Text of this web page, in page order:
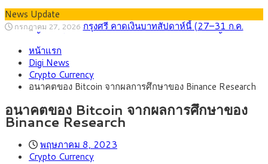
News Update
กรกฎาคม 27, 2026 กรุงศรี คาดเงินบาทสัปดาห์นี้ (27–31 ก.ค.
หน้ารถไฟฟ้าสงขลา โมโนเรล 12.54 กม. เชื่อมเมืองหาดใหญ่
สิงหาคม 4, 2026
รายหัวเพียง 2,618 บาท เสนอทบทวนจัดสรรงบให้สอดคล้องภาระ
งานจริง
สิงหาคม 3, 2026
33.00-33.60 ติดตามข้อมูลจ้างงานสหรัฐฯ
สิงหาคม 1, 2026 “เอกนิติ” เปิดเครื่องยนต์เศรษฐกิจใหม่ของไทย
เดินหน้า 5 ยุทธศาสตร์ รื้อโครงสร้างเศรษฐกิจ ดันไทยโตเต็ม
กรกฎาคม 27, 2026 ภัยเงียบใกล้ตัวเด็ก LSD “แสตมป์เมา” ยาเสพ
ติดลายการ์ตูน กรมศุลกากร เตือนผู้ปกครองเฝ้าระวัง หลังยึดล็อต
ใหญ่จากเยอรมนี
หน้าแรก
Digi News
Crypto Currency
อนาคตของ Bitcoin จากผลการศึกษาของ Binance Research
อนาคตของ Bitcoin จากผลการศึกษาของ
Binance Research
พฤษภาคม 8, 2023
Crypto Currency